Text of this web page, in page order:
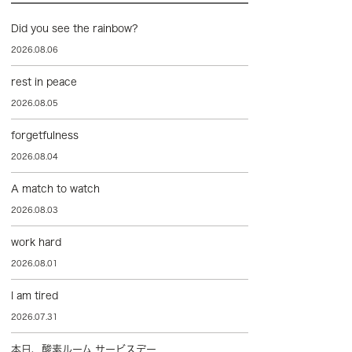
Did you see the rainbow?
2026.08.06
rest in peace
2026.08.05
forgetfulness
2026.08.04
A match to watch
2026.08.03
work hard
2026.08.01
I am tired
2026.07.31
本日、酸素ルーム サービスデー